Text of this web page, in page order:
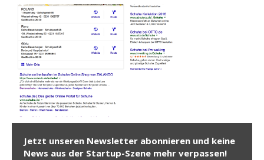
Jetzt unseren Newsletter abonnieren und keine
News aus der Startup-Szene mehr verpassen!